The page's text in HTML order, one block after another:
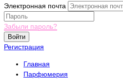
Электронная почта
Забыли пароль?
Войти
Регистрация
Главная
Парфюмерия